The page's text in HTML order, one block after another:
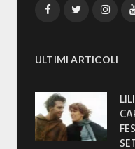
FacebookTwitter
ULTIMI ARTICOLI